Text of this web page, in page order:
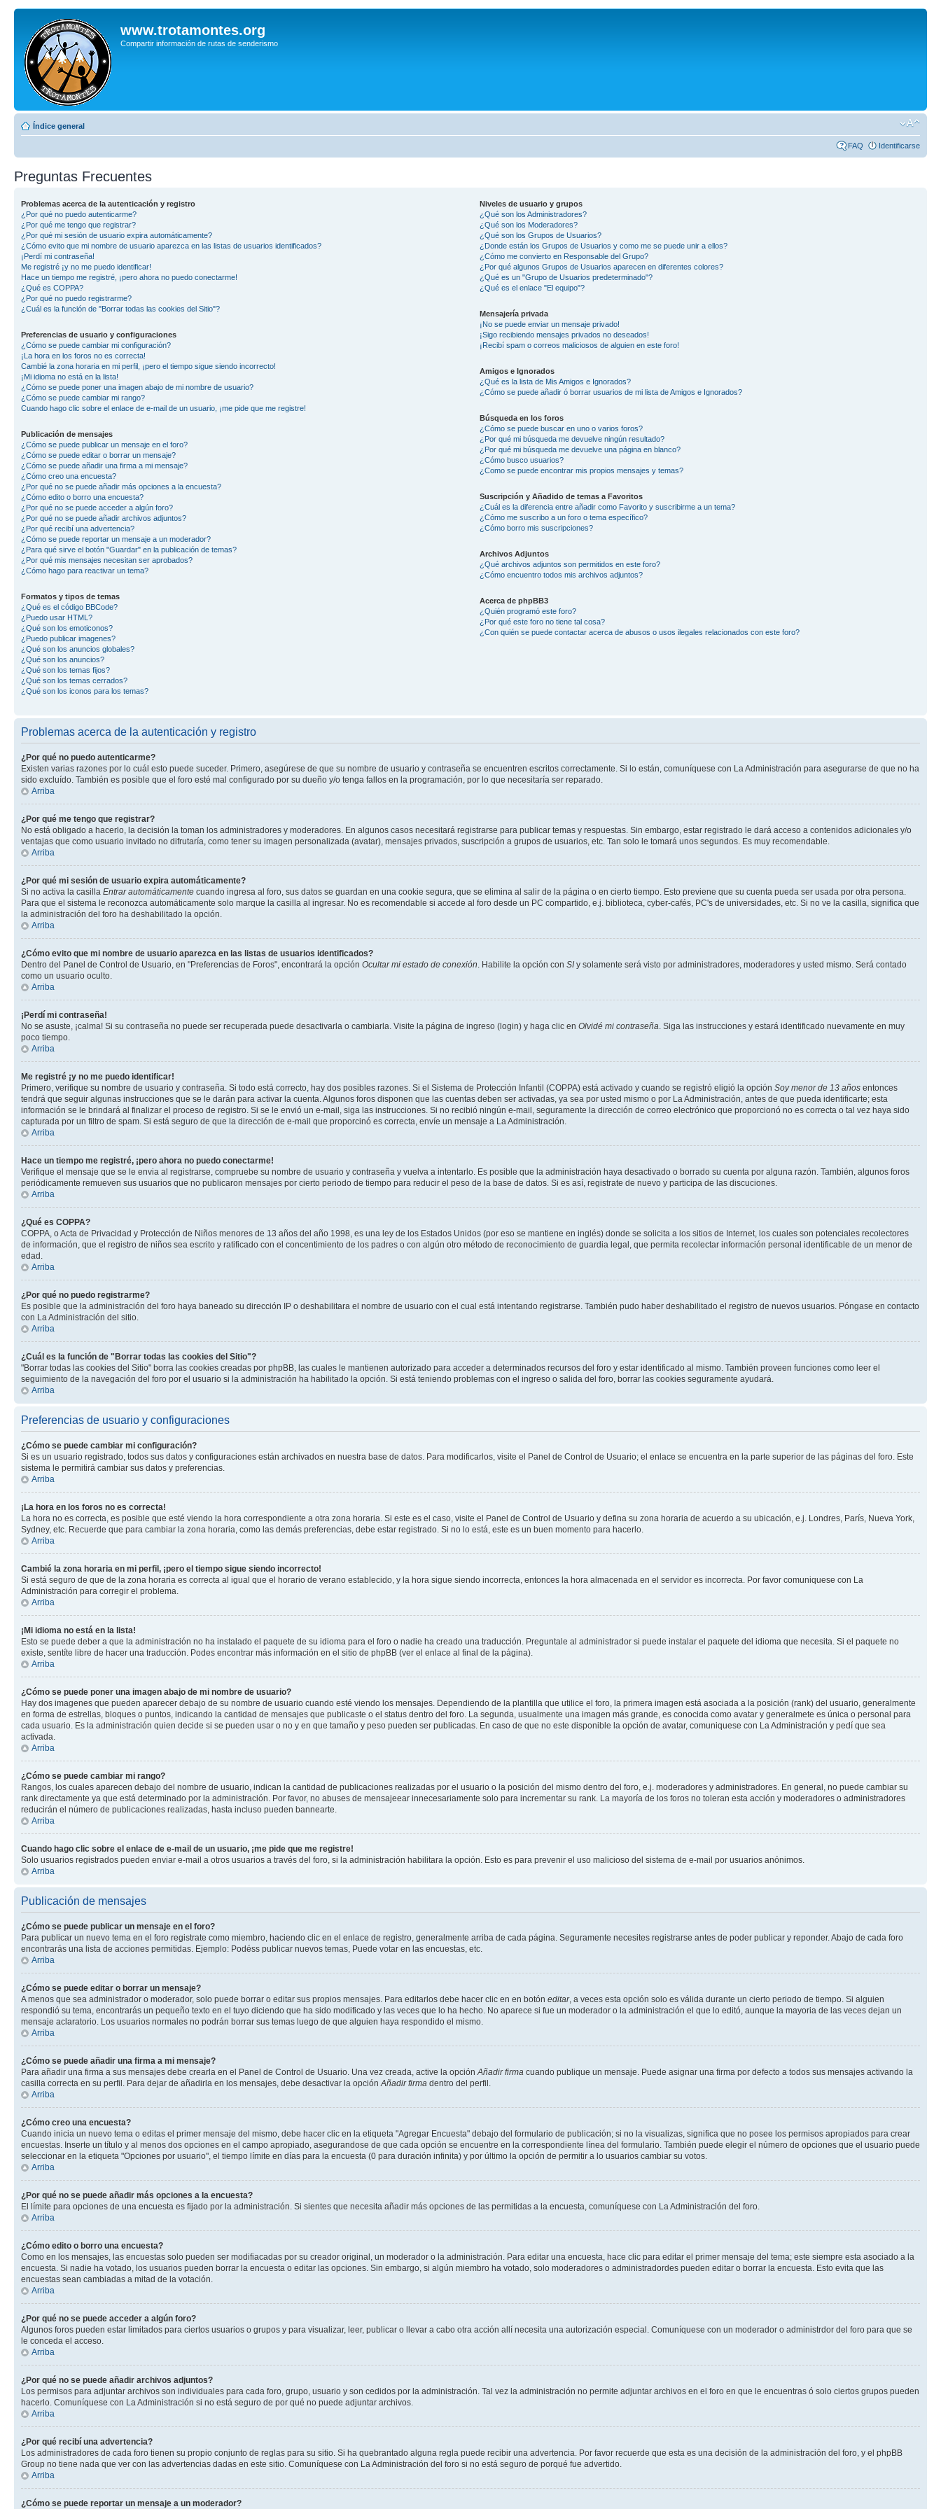
www.trotamontes.org
Compartir información de rutas de senderismo
Índice general
FAQ Identificarse
Preguntas Frecuentes
Problemas acerca de la autenticación y registro
¿Por qué no puedo autenticarme?
¿Por qué me tengo que registrar?
¿Por qué mi sesión de usuario expira automáticamente?
¿Cómo evito que mi nombre de usuario aparezca en las listas de usuarios identificados?
¡Perdí mi contraseña!
Me registré ¡y no me puedo identificar!
Hace un tiempo me registré, ¡pero ahora no puedo conectarme!
¿Qué es COPPA?
¿Por qué no puedo registrarme?
¿Cuál es la función de "Borrar todas las cookies del Sitio"?
Preferencias de usuario y configuraciones
¿Cómo se puede cambiar mi configuración?
¡La hora en los foros no es correcta!
Cambié la zona horaria en mi perfil, ¡pero el tiempo sigue siendo incorrecto!
¡Mi idioma no está en la lista!
¿Cómo se puede poner una imagen abajo de mi nombre de usuario?
¿Cómo se puede cambiar mi rango?
Cuando hago clic sobre el enlace de e-mail de un usuario, ¡me pide que me registre!
Publicación de mensajes
¿Cómo se puede publicar un mensaje en el foro?
¿Cómo se puede editar o borrar un mensaje?
¿Cómo se puede añadir una firma a mi mensaje?
¿Cómo creo una encuesta?
¿Por qué no se puede añadir más opciones a la encuesta?
¿Cómo edito o borro una encuesta?
¿Por qué no se puede acceder a algún foro?
¿Por qué no se puede añadir archivos adjuntos?
¿Por qué recibí una advertencia?
¿Cómo se puede reportar un mensaje a un moderador?
¿Para qué sirve el botón "Guardar" en la publicación de temas?
¿Por qué mis mensajes necesitan ser aprobados?
¿Cómo hago para reactivar un tema?
Formatos y tipos de temas
¿Qué es el código BBCode?
¿Puedo usar HTML?
¿Qué son los emoticonos?
¿Puedo publicar imagenes?
¿Qué son los anuncios globales?
¿Qué son los anuncios?
¿Qué son los temas fijos?
¿Qué son los temas cerrados?
¿Qué son los iconos para los temas?
Niveles de usuario y grupos
¿Qué son los Administradores?
¿Qué son los Moderadores?
¿Qué son los Grupos de Usuarios?
¿Donde están los Grupos de Usuarios y como me se puede unir a ellos?
¿Cómo me convierto en Responsable del Grupo?
¿Por qué algunos Grupos de Usuarios aparecen en diferentes colores?
¿Qué es un "Grupo de Usuarios predeterminado"?
¿Qué es el enlace "El equipo"?
Mensajería privada
¡No se puede enviar un mensaje privado!
¡Sigo recibiendo mensajes privados no deseados!
¡Recibí spam o correos maliciosos de alguien en este foro!
Amigos e Ignorados
¿Qué es la lista de Mis Amigos e Ignorados?
¿Cómo se puede añadir ó borrar usuarios de mi lista de Amigos e Ignorados?
Búsqueda en los foros
¿Cómo se puede buscar en uno o varios foros?
¿Por qué mi búsqueda me devuelve ningún resultado?
¿Por qué mi búsqueda me devuelve una página en blanco?
¿Cómo busco usuarios?
¿Como se puede encontrar mis propios mensajes y temas?
Suscripción y Añadido de temas a Favoritos
¿Cuál es la diferencia entre añadir como Favorito y suscribirme a un tema?
¿Cómo me suscribo a un foro o tema específico?
¿Cómo borro mis suscripciones?
Archivos Adjuntos
¿Qué archivos adjuntos son permitidos en este foro?
¿Cómo encuentro todos mis archivos adjuntos?
Acerca de phpBB3
¿Quién programó este foro?
¿Por qué este foro no tiene tal cosa?
¿Con quién se puede contactar acerca de abusos o usos ilegales relacionados con este foro?
Problemas acerca de la autenticación y registro
¿Por qué no puedo autenticarme?
Existen varias razones por lo cuál esto puede suceder. Primero, asegúrese de que su nombre de usuario y contraseña se encuentren escritos correctamente. Si lo están, comuníquese con La Administración para asegurarse de que no ha
sido excluído. También es posible que el foro esté mal configurado por su dueño y/o tenga fallos en la programación, por lo que necesitaría ser reparado.
Arriba
¿Por qué me tengo que registrar?
No está obligado a hacerlo, la decisión la toman los administradores y moderadores. En algunos casos necesitará registrarse para publicar temas y respuestas. Sin embargo, estar registrado le dará acceso a contenidos adicionales y/o
ventajas que como usuario invitado no difrutaría, como tener su imagen personalizada (avatar), mensajes privados, suscripción a grupos de usuarios, etc. Tan solo le tomará unos segundos. Es muy recomendable.
Arriba
¿Por qué mi sesión de usuario expira automáticamente?
Si no activa la casilla Entrar automáticamente cuando ingresa al foro, sus datos se guardan en una cookie segura, que se elimina al salir de la página o en cierto tiempo. Esto previene que su cuenta pueda ser usada por otra persona.
Para que el sistema le reconozca automáticamente solo marque la casilla al ingresar. No es recomendable si accede al foro desde un PC compartido, e.j. biblioteca, cyber-cafés, PC's de universidades, etc. Si no ve la casilla, significa que
la administración del foro ha deshabilitado la opción.
Arriba
¿Cómo evito que mi nombre de usuario aparezca en las listas de usuarios identificados?
Dentro del Panel de Control de Usuario, en "Preferencias de Foros", encontrará la opción Ocultar mi estado de conexión. Habilite la opción con SI y solamente será visto por administradores, moderadores y usted mismo. Será contado
como un usuario oculto.
Arriba
¡Perdí mi contraseña!
No se asuste, ¡calma! Si su contraseña no puede ser recuperada puede desactivarla o cambiarla. Visite la página de ingreso (login) y haga clic en Olvidé mi contraseña. Siga las instrucciones y estará identificado nuevamente en muy
poco tiempo.
Arriba
Me registré ¡y no me puedo identificar!
Primero, verifique su nombre de usuario y contraseña. Si todo está correcto, hay dos posibles razones. Si el Sistema de Protección Infantil (COPPA) está activado y cuando se registró eligió la opción Soy menor de 13 años entonces
tendrá que seguir algunas instrucciones que se le darán para activar la cuenta. Algunos foros disponen que las cuentas deben ser activadas, ya sea por usted mismo o por La Administración, antes de que pueda identificarte; esta
información se le brindará al finalizar el proceso de registro. Si se le envió un e-mail, siga las instrucciones. Si no recibió ningún e-mail, seguramente la dirección de correo electrónico que proporcionó no es correcta o tal vez haya sido
capturada por un filtro de spam. Si está seguro de que la dirección de e-mail que proporcinó es correcta, envíe un mensaje a La Administración.
Arriba
Hace un tiempo me registré, ¡pero ahora no puedo conectarme!
Verifique el mensaje que se le envia al registrarse, compruebe su nombre de usuario y contraseña y vuelva a intentarlo. Es posible que la administración haya desactivado o borrado su cuenta por alguna razón. También, algunos foros
periódicamente remueven sus usuarios que no publicaron mensajes por cierto periodo de tiempo para reducir el peso de la base de datos. Si es así, registrate de nuevo y participa de las discuciones.
Arriba
¿Qué es COPPA?
COPPA, o Acta de Privacidad y Protección de Niños menores de 13 años del año 1998, es una ley de los Estados Unidos (por eso se mantiene en inglés) donde se solicita a los sitios de Internet, los cuales son potenciales recolectores
de información, que el registro de niños sea escrito y ratificado con el concentimiento de los padres o con algún otro método de reconocimiento de guardia legal, que permita recolectar información personal identificable de un menor de
edad.
Arriba
¿Por qué no puedo registrarme?
Es posible que la administración del foro haya baneado su dirección IP o deshabilitara el nombre de usuario con el cual está intentando registrarse. También pudo haber deshabilitado el registro de nuevos usuarios. Póngase en contacto
con La Administración del sitio.
Arriba
¿Cuál es la función de "Borrar todas las cookies del Sitio"?
"Borrar todas las cookies del Sitio" borra las cookies creadas por phpBB, las cuales le mantienen autorizado para acceder a determinados recursos del foro y estar identificado al mismo. También proveen funciones como leer el
seguimiento de la navegación del foro por el usuario si la administración ha habilitado la opción. Si está teniendo problemas con el ingreso o salida del foro, borrar las cookies seguramente ayudará.
Arriba
Preferencias de usuario y configuraciones
¿Cómo se puede cambiar mi configuración?
Si es un usuario registrado, todos sus datos y configuraciones están archivados en nuestra base de datos. Para modificarlos, visite el Panel de Control de Usuario; el enlace se encuentra en la parte superior de las páginas del foro. Este
sistema le permitirá cambiar sus datos y preferencias.
Arriba
¡La hora en los foros no es correcta!
La hora no es correcta, es posible que esté viendo la hora correspondiente a otra zona horaria. Si este es el caso, visite el Panel de Control de Usuario y defina su zona horaria de acuerdo a su ubicación, e.j. Londres, París, Nueva York,
Sydney, etc. Recuerde que para cambiar la zona horaria, como las demás preferencias, debe estar registrado. Si no lo está, este es un buen momento para hacerlo.
Arriba
Cambié la zona horaria en mi perfil, ¡pero el tiempo sigue siendo incorrecto!
Si está seguro de que de la zona horaria es correcta al igual que el horario de verano establecido, y la hora sigue siendo incorrecta, entonces la hora almacenada en el servidor es incorrecta. Por favor comuniquese con La
Administración para corregir el problema.
Arriba
¡Mi idioma no está en la lista!
Esto se puede deber a que la administración no ha instalado el paquete de su idioma para el foro o nadie ha creado una traducción. Preguntale al administrador si puede instalar el paquete del idioma que necesita. Si el paquete no
existe, sentíte libre de hacer una traducción. Podes encontrar más información en el sitio de phpBB (ver el enlace al final de la página).
Arriba
¿Cómo se puede poner una imagen abajo de mi nombre de usuario?
Hay dos imagenes que pueden aparecer debajo de su nombre de usuario cuando esté viendo los mensajes. Dependiendo de la plantilla que utilice el foro, la primera imagen está asociada a la posición (rank) del usuario, generalmente
en forma de estrellas, bloques o puntos, indicando la cantidad de mensajes que publicaste o el status dentro del foro. La segunda, usualmente una imagen más grande, es conocida como avatar y generalmete es única o personal para
cada usuario. Es la administración quien decide si se pueden usar o no y en que tamaño y peso pueden ser publicadas. En caso de que no este disponible la opción de avatar, comuniquese con La Administración y pedí que sea
activada.
Arriba
¿Cómo se puede cambiar mi rango?
Rangos, los cuales aparecen debajo del nombre de usuario, indican la cantidad de publicaciones realizadas por el usuario o la posición del mismo dentro del foro, e.j. moderadores y administradores. En general, no puede cambiar su
rank directamente ya que está determinado por la administración. Por favor, no abuses de mensajeear innecesariamente solo para incrementar su rank. La mayoría de los foros no toleran esta acción y moderadores o administradores
reducirán el número de publicaciones realizadas, hasta incluso pueden bannearte.
Arriba
Cuando hago clic sobre el enlace de e-mail de un usuario, ¡me pide que me registre!
Solo usuarios registrados pueden enviar e-mail a otros usuarios a través del foro, si la administración habilitara la opción. Esto es para prevenir el uso malicioso del sistema de e-mail por usuarios anónimos.
Arriba
Publicación de mensajes
¿Cómo se puede publicar un mensaje en el foro?
Para publicar un nuevo tema en el foro registrate como miembro, haciendo clic en el enlace de registro, generalmente arriba de cada página. Seguramente necesites registrarse antes de poder publicar y reponder. Abajo de cada foro
encontrarás una lista de acciones permitidas. Ejemplo: Podéss publicar nuevos temas, Puede votar en las encuestas, etc.
Arriba
¿Cómo se puede editar o borrar un mensaje?
A menos que sea administrador o moderador, solo puede borrar o editar sus propios mensajes. Para editarlos debe hacer clic en en botón editar, a veces esta opción solo es válida durante un cierto periodo de tiempo. Si alguien
respondió su tema, encontrarás un pequeño texto en el tuyo diciendo que ha sido modificado y las veces que lo ha hecho. No aparece si fue un moderador o la administración el que lo editó, aunque la mayoria de las veces dejan un
mensaje aclaratorio. Los usuarios normales no podrán borrar sus temas luego de que alguien haya respondido el mismo.
Arriba
¿Cómo se puede añadir una firma a mi mensaje?
Para añadir una firma a sus mensajes debe crearla en el Panel de Control de Usuario. Una vez creada, active la opciónAñadir firma cuando publique un mensaje. Puede asignar una firma por defecto a todos sus mensajes activando la
casilla correcta en su perfil. Para dejar de añadirla en los mensajes, debe desactivar la opciónAñadir firma dentro del perfil.
Arriba
¿Cómo creo una encuesta?
Cuando inicia un nuevo tema o editas el primer mensaje del mismo, debe hacer clic en la etiqueta "Agregar Encuesta" debajo del formulario de publicación; si no la visualizas, significa que no posee los permisos apropiados para crear
encuestas. Inserte un título y al menos dos opciones en el campo apropiado, asegurandose de que cada opción se encuentre en la correspondiente línea del formulario. También puede elegir el número de opciones que el usuario puede
seleccionar en la etiqueta "Opciones por usuario", el tiempo límite en días para la encuesta (0 para duración infinita) y por último la opción de permitir a lo usuarios cambiar su votos.
Arriba
¿Por qué no se puede añadir más opciones a la encuesta?
El límite para opciones de una encuesta es fijado por la administración. Si sientes que necesita añadir más opciones de las permitidas a la encuesta, comuníquese con La Administración del foro.
Arriba
¿Cómo edito o borro una encuesta?
Como en los mensajes, las encuestas solo pueden ser modifiacadas por su creador original, un moderador o la administración. Para editar una encuesta, hace clic para editar el primer mensaje del tema; este siempre esta asociado a la
encuesta. Si nadie ha votado, los usuarios pueden borrar la encuesta o editar las opciones. Sin embargo, si algún miembro ha votado, solo moderadores o administradordes pueden editar o borrar la encuesta. Esto evita que las
encuestas sean cambiadas a mitad de la votación.
Arriba
¿Por qué no se puede acceder a algún foro?
Algunos foros pueden estar limitados para ciertos usuarios o grupos y para visualizar, leer, publicar o llevar a cabo otra acción allí necesita una autorización especial. Comuníquese con un moderador o administrdor del foro para que se
le conceda el acceso.
Arriba
¿Por qué no se puede añadir archivos adjuntos?
Los permisos para adjuntar archivos son individuales para cada foro, grupo, usuario y son cedidos por la administración. Tal vez la administración no permite adjuntar archivos en el foro en que le encuentras ó solo ciertos grupos pueden
hacerlo. Comuníquese con La Administración si no está seguro de por qué no puede adjuntar archivos.
Arriba
¿Por qué recibí una advertencia?
Los administradores de cada foro tienen su propio conjunto de reglas para su sitio. Si ha quebrantado alguna regla puede recibir una advertencia. Por favor recuerde que esta es una decisión de la administración del foro, y el phpBB
Group no tiene nada que ver con las advertencias dadas en este sitio. Comuníquese con La Administración del foro si no está seguro de porqué fue advertido.
Arriba
¿Cómo se puede reportar un mensaje a un moderador?